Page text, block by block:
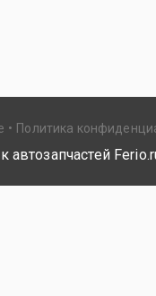
Политика